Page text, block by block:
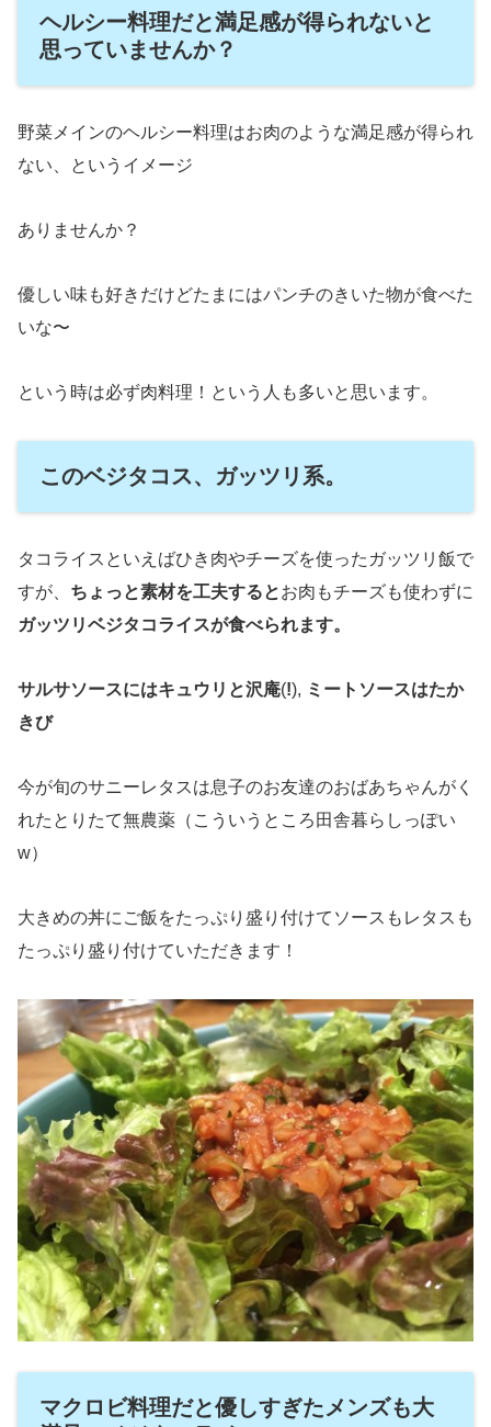
ヘルシー料理だと満足感が得られないと
思っていませんか？
野菜メインのヘルシー料理はお肉のような満足感が得られ
ない、というイメージ
ありませんか？
優しい味も好きだけどたまにはパンチのきいた物が食べた
いな〜
という時は必ず肉料理！という人も多いと思います。
このベジタコス、ガッツリ系。
タコライスといえばひき肉やチーズを使ったガッツリ飯で
すが、 ちょっと素材を工夫するとお肉もチーズも使わずに
ガッツリベジタコライスが食べられます。
サルサソースにはキュウリと沢庵(!), ミートソースはたか
きび
今が旬のサニーレタスは息子のお友達のおばあちゃんがく
れたとりたて無農薬（こういうところ田舎暮らしっぽい
w）
大きめの丼にご飯をたっぷり盛り付けてソースもレタスも
たっぷり盛り付けていただきます！
マクロビ料理だと優しすぎたメンズも大